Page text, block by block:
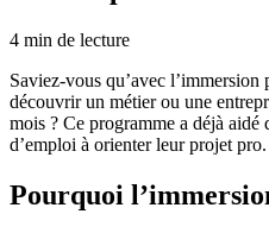
4 min de lecture
Saviez-vous qu’avec
découvrir un métier ou une
mois ? Ce programme a déjà aidé
d’emploi à orienter leur projet
​​​​​​​Pourquoi